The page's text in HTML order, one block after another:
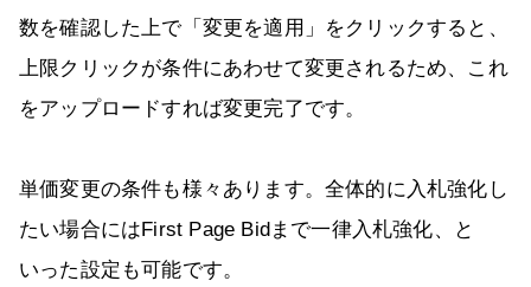
数を確認した上で「変更を適用」をクリックすると、
上限クリックが条件にあわせて変更されるため、これ
をアップロードすれば変更完了です。
単価変更の条件も様々あります。全体的に入札強化し
たい場合にはFirst Page Bidまで一律入札強化、と
いった設定も可能です。